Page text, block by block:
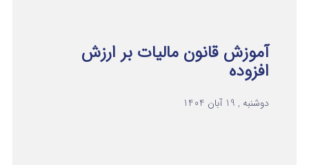
آموزش قانون مالیات بر ارزش
افزوده
دوشنبه , 19 آبان 1404